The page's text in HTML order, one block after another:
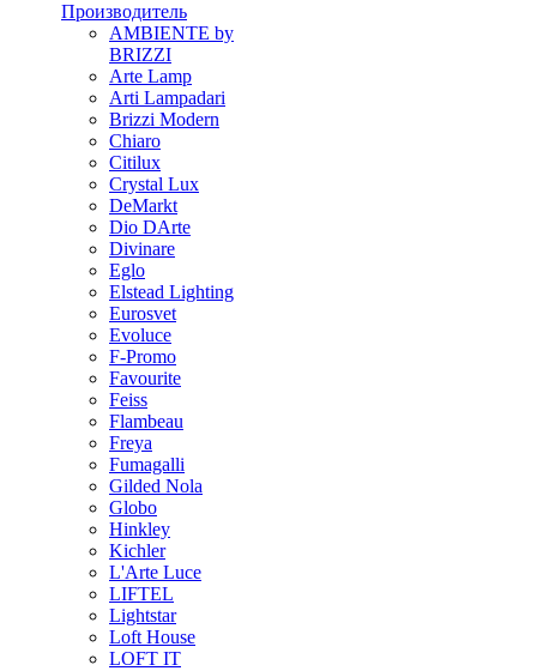
Производитель
AMBIENTE by
BRIZZI
Arte Lamp
Arti Lampadari
Brizzi Modern
Chiaro
Citilux
Crystal Lux
DeMarkt
Dio DArte
Divinare
Eglo
Elstead Lighting
Eurosvet
Evoluce
F-Promo
Favourite
Feiss
Flambeau
Freya
Fumagalli
Gilded Nola
Globo
Hinkley
Kichler
L'Arte Luce
LIFTEL
Lightstar
Loft House
LOFT IT